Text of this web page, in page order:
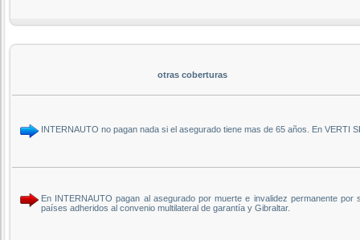
otras coberturas
INTERNAUTO no pagan nada si el asegurado tiene mas de 65 años. En VERTI
En INTERNAUTO pagan al asegurado por muerte e invalidez permanente
países adheridos al convenio multilateral de garantía y Gibraltar.